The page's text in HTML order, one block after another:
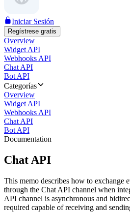
Iniciar Sesión
Regístrese gratis
Overview
Widget API
Webhooks API
Chat API
Bot API
Categorías
Overview
Widget API
Webhooks API
Chat API
Bot API
Documentation
Chat API
This memo describes how to exchange
through the Chat API channel when
API channel is asynchronous and
required capable of receiving and